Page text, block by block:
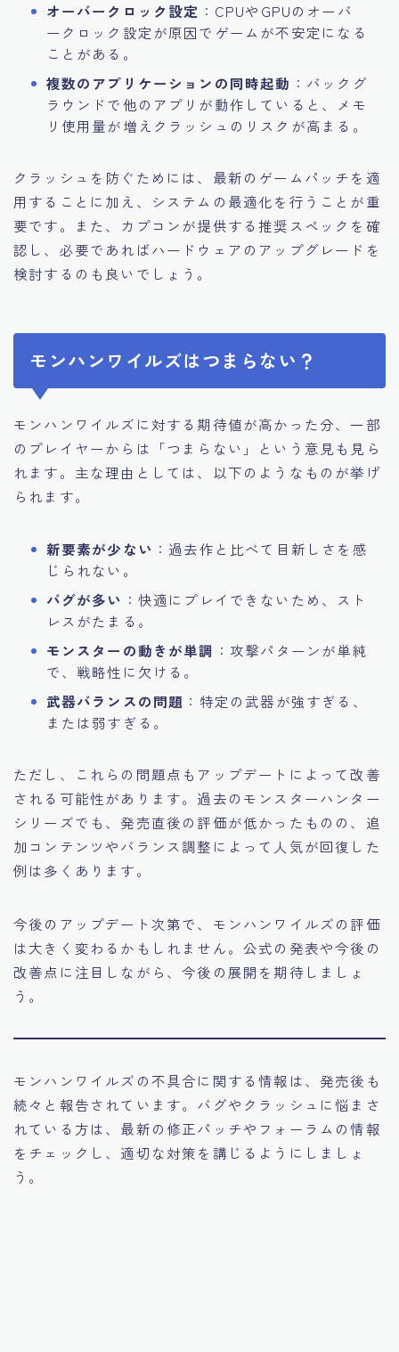
オーバークロック設定 ：CPUやGPUのオーバ
ークロック設定が原因でゲームが不安定になる
ことがある。
複数のアプリケーションの同時起動 ：バックグ
ラウンドで他のアプリが動作していると、メモ
リ使用量が増えクラッシュのリスクが高まる。
クラッシュを防ぐためには、最新のゲームパッチを適
用することに加え、システムの最適化を行うことが重
要です。また、カプコンが提供する推奨スペックを確
認し、必要であればハードウェアのアップグレードを
検討するのも良いでしょう。
モンハンワイルズはつまらない？
モンハンワイルズに対する期待値が高かった分、一部
のプレイヤーからは「つまらない」という意見も見ら
れます。主な理由としては、以下のようなものが挙げ
られます。
新要素が少ない ：過去作と比べて目新しさを感
じられない。
バグが多い ：快適にプレイできないため、スト
レスがたまる。
モンスターの動きが単調 ：攻撃パターンが単純
で、戦略性に欠ける。
武器バランスの問題 ：特定の武器が強すぎる、
または弱すぎる。
ただし、これらの問題点もアップデートによって改善
される可能性があります。過去のモンスターハンター
シリーズでも、発売直後の評価が低かったものの、追
加コンテンツやバランス調整によって人気が回復した
例は多くあります。
今後のアップデート次第で、モンハンワイルズの評価
は大きく変わるかもしれません。公式の発表や今後の
改善点に注目しながら、今後の展開を期待しましょ
う。
モンハンワイルズの不具合に関する情報は、発売後も
続々と報告されています。バグやクラッシュに悩まさ
れている方は、最新の修正パッチやフォーラムの情報
をチェックし、適切な対策を講じるようにしましょ
う。